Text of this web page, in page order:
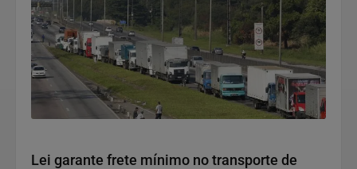
Lei garante frete mínimo no transporte de